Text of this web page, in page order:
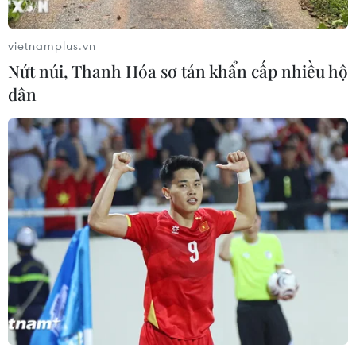
ca nghệ thuật về lực lượng An ninh
nhân dân
hội "Eo Gió - Vũ điệu biển xanh"
11/07/2026 15:41
Chương trình hòa nhạc 'The
Symphony of Time' hội tụ ba nghệ sỹ
opera quốc tế
10/07/2026 15:34
Giọng ca 17 tuổi của Việt Nam giành
vietnamplus.vn
Nứt núi, Thanh Hóa sơ tán khẩn cấp nhiều hộ
dân